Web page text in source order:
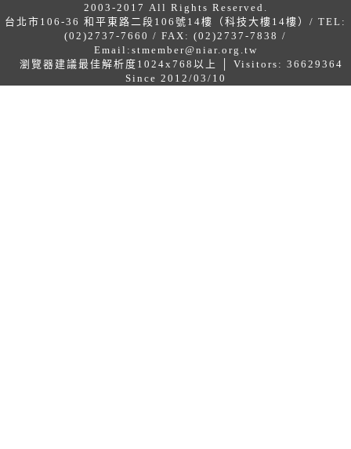
2003-2017 All Rights Reserved.
台北市106-36 和平東路二段106號14樓（科技大樓14樓）/ TEL:
(02)2737-7660 / FAX: (02)2737-7838 /
Email: stmember@niar.org.tw
瀏覽器建議最佳解析度1024x768以上 │ Visitors: 36629364
Since 2012/03/10